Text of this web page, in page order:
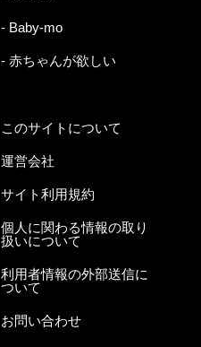
- Baby-mo
- 赤ちゃんが欲しい
このサイトについて
運営会社
サイト利用規約
個人に関わる情報の取り
扱いについて
利用者情報の外部送信に
ついて
お問い合わせ